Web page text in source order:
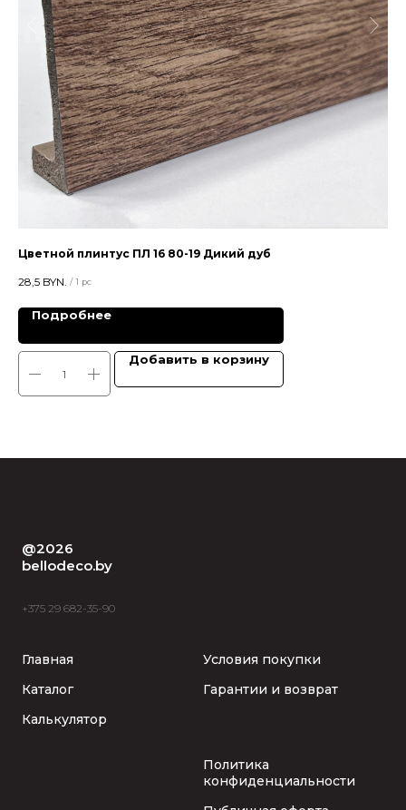
Цветной плинтус ПЛ 16 80-19 Дикий дуб
28,5 BYN. / 1 pc
Подробнее
Добавить в корзину
@2026
bellodeco.by
+375 29 682-35-90
Главная
Каталог
Калькулятор
Условия покупки
Гарантии и возврат
Политика
конфиденциальности